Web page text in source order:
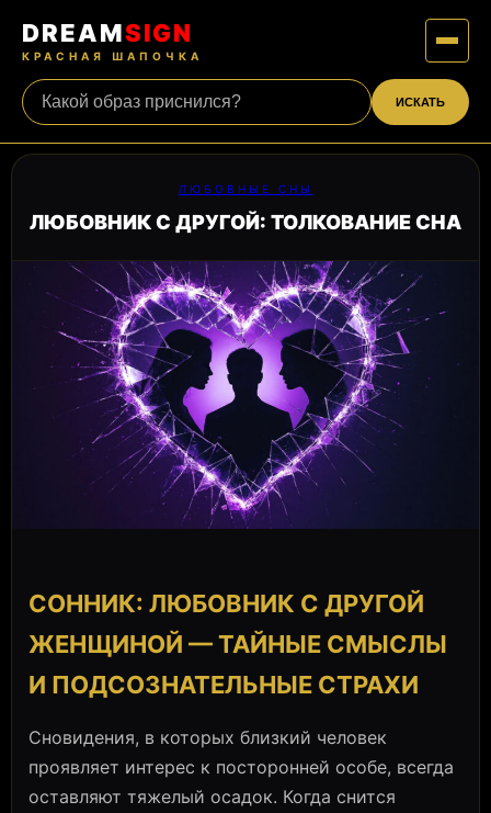
DREAMSIGN
КРАСНАЯ ШАПОЧКА
ИСКАТЬ
ЛЮБОВНЫЕ СНЫ
ЛЮБОВНИК С ДРУГОЙ: ТОЛКОВАНИЕ СНА
СОННИК: ЛЮБОВНИК С ДРУГОЙ
ЖЕНЩИНОЙ — ТАЙНЫЕ СМЫСЛЫ
И ПОДСОЗНАТЕЛЬНЫЕ СТРАХИ
Сновидения, в которых близкий человек
проявляет интерес к посторонней особе, всегда
оставляют тяжелый осадок. Когда снится